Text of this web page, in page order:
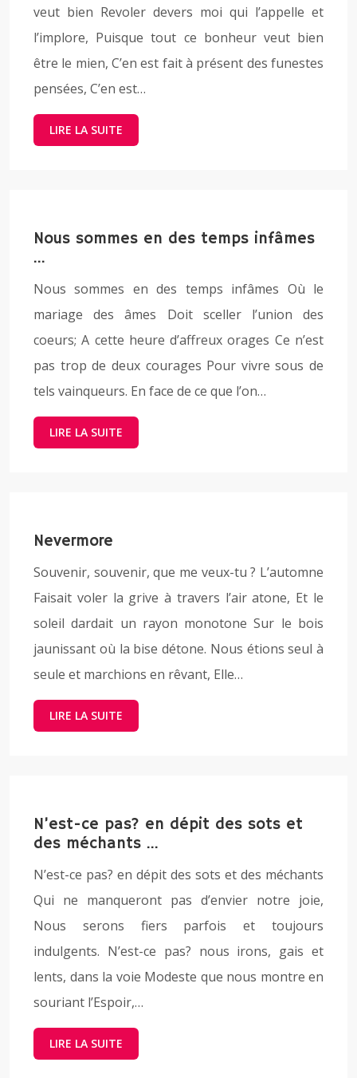
veut bien Revoler devers moi qui l’appelle et
l’implore, Puisque tout ce bonheur veut bien
être le mien, C’en est fait à présent des funestes
pensées, C’en est…
LIRE LA SUITE
Nous sommes en des temps infâmes
…
Nous sommes en des temps infâmes Où le
mariage des âmes Doit sceller l’union des
coeurs; A cette heure d’affreux orages Ce n’est
pas trop de deux courages Pour vivre sous de
tels vainqueurs. En face de ce que l’on…
LIRE LA SUITE
Nevermore
Souvenir, souvenir, que me veux-tu ? L’automne
Faisait voler la grive à travers l’air atone, Et le
soleil dardait un rayon monotone Sur le bois
jaunissant où la bise détone. Nous étions seul à
seule et marchions en rêvant, Elle…
LIRE LA SUITE
N’est-ce pas? en dépit des sots et
des méchants …
N’est-ce pas? en dépit des sots et des méchants
Qui ne manqueront pas d’envier notre joie,
Nous serons fiers parfois et toujours
indulgents. N’est-ce pas? nous irons, gais et
lents, dans la voie Modeste que nous montre en
souriant l’Espoir,…
LIRE LA SUITE